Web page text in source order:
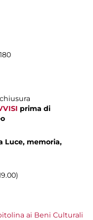
prima di
Luce, memoria,
ai Beni Culturali